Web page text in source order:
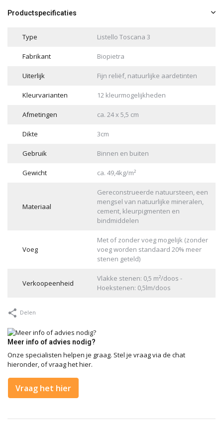
Productspecificaties
Type Listello Toscana 3
Fabrikant Biopietra
Uiterlijk Fijn reliëf, natuurlijke aardetinten
Kleurvarianten 12 kleurmogelijkheden
Afmetingen ca. 24 x 5,5 cm
Dikte 3cm
Gebruik Binnen en buiten
Gewicht ca. 49,4kg/m²
Materiaal
Gereconstrueerde natuursteen, een
mengsel van natuurlijke mineralen,
cement, kleurpigmenten en
bindmiddelen
Voeg
Met of zonder voeg mogelijk (zonder
voeg worden standaard 20% meer
stenen geteld)
Verkoopeenheid
Vlakke stenen: 0,5 m²/doos -
Hoekstenen: 0,5lm/doos
Delen
Meer info of advies nodig?
Onze specialisten helpen je graag. Stel je vraag via de chat
hieronder, of vraag het hier.
Vraag het hier